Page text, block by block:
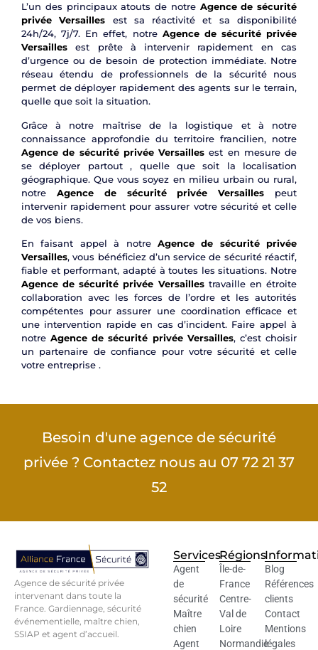
L’un des principaux atouts de notre Agence de sécurité
privée Versailles est sa réactivité et sa disponibilité
24h/24, 7j/7. En effet, notre Agence de sécurité privée
Versailles est prête à intervenir rapidement en cas
d’urgence ou de besoin de protection immédiate. Notre
réseau étendu de professionnels de la sécurité nous
permet de déployer rapidement des agents sur le terrain,
quelle que soit la situation.
Grâce à notre maîtrise de la logistique et à notre
connaissance approfondie du territoire francilien, notre
Agence de sécurité privée Versailles est en mesure de
se déployer partout , quelle que soit la localisation
géographique. Que vous soyez en milieu urbain ou rural,
notre Agence de sécurité privée Versailles peut
intervenir rapidement pour assurer votre sécurité et celle
de vos biens.
En faisant appel à notre Agence de sécurité privée
Versailles, vous bénéficiez d’un service de sécurité réactif,
fiable et performant, adapté à toutes les situations. Notre
Agence de sécurité privée Versaillestravaille en étroite
collaboration avec les forces de l’ordre et les autorités
compétentes pour assurer une coordination efficace et
une intervention rapide en cas d’incident. Faire appel à
notreAgence de sécurité privée Versailles, c’est choisir
un partenaire de confiance pour votre sécurité et celle
votre entreprise .
Besoin d'une agence de sécurité
privée ? Contactez nous au 07 72 21 37
52
Agence de sécurité privée
intervenant dans toute la
France. Gardiennage, sécurité
événementielle, maître chien,
SSIAP et agent d’accueil.
Services
Agent
de
sécurité
Maître
chien
Agent
Régions
Île-de-
France
Centre-
Val de
Loire
Normandie
Blog
Références
clients
Contact
Mentions
légales